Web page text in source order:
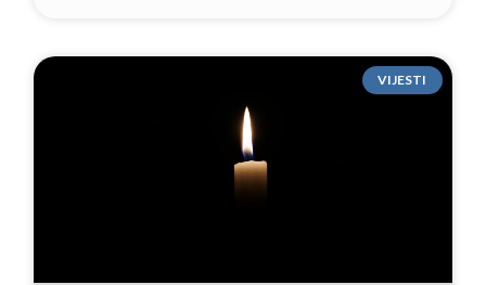
VIJESTI